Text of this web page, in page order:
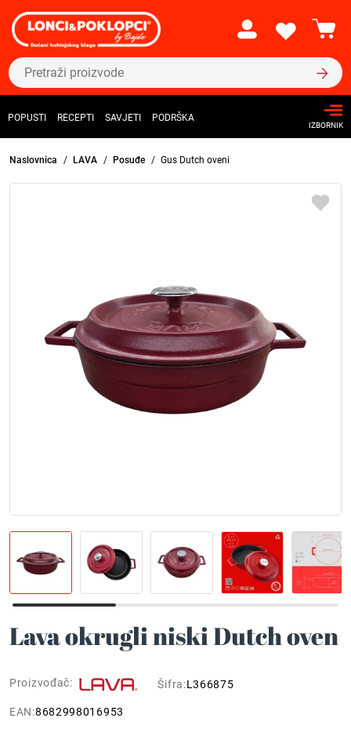
POPUSTI RECEPTI SAVJETI PODRŠKA
IZBORNIK
Naslovnica LAVA Posuđe Gus Dutch oveni
Lava okrugli niski Dutch oven
Proizvođač: Šifra:L366875
EAN:8682998016953